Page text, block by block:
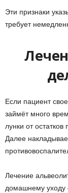
Эти признаки
требует
Если пациент
займёт много
лунки от
Далее
Лечение
домашнему уходу